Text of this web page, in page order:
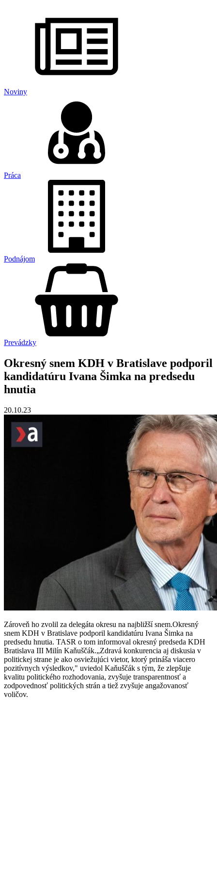
Noviny
Práca
Podnájom
Prevádzky
Okresný snem KDH v Bratislave podporil
kandidatúru Ivana Šimka na predsedu
hnutia
20.10.23
Zároveň ho zvolil za delegáta okresu na najbližší snem.Okresný
snem KDH v Bratislave podporil kandidatúru Ivana Šimka na
predsedu hnutia. TASR o tom informoval okresný predseda KDH
Bratislava III Milín Kaňuščák.„Zdravá konkurencia aj diskusia v
politickej strane je ako osviežujúci vietor, ktorý prináša viacero
pozitívnych výsledkov," uviedol Kaňuščák s tým, že zlepšuje
kvalitu politického rozhodovania, zvyšuje transparentnosť a
zodpovednosť politických strán a tiež zvyšuje angažovanosť
voličov.